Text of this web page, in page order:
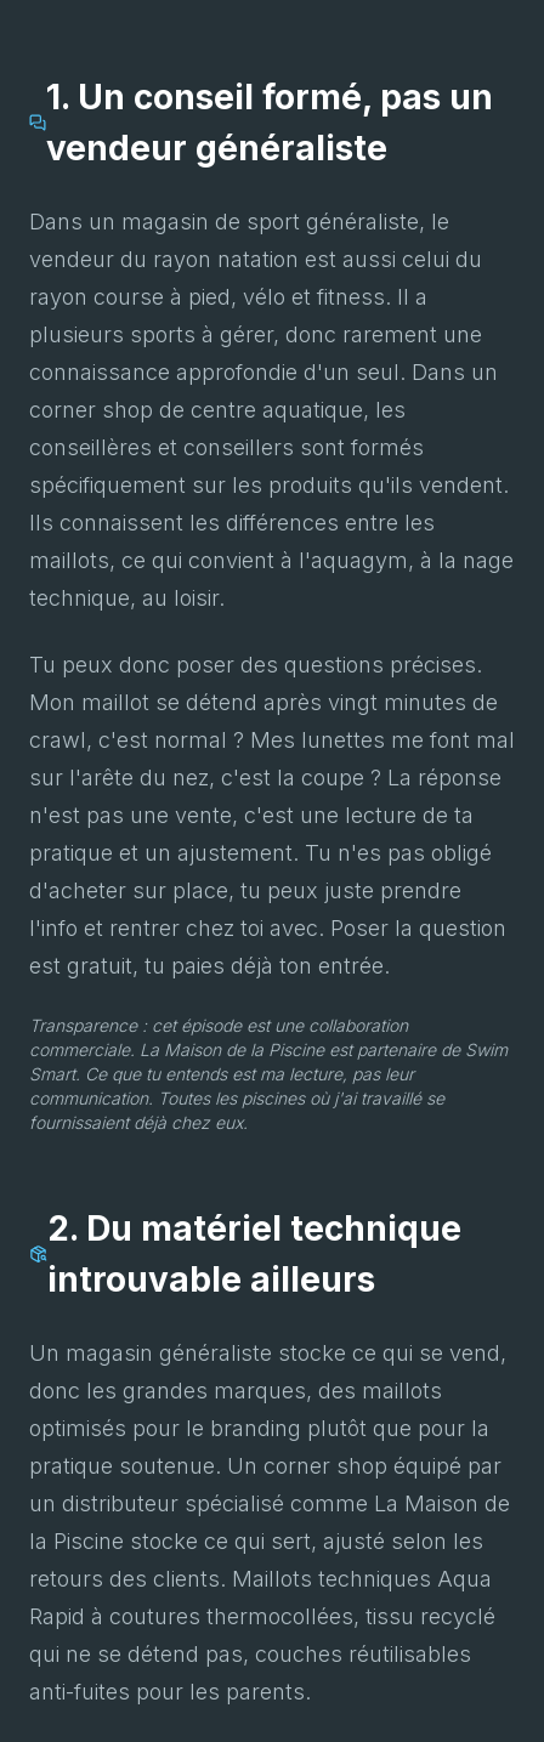
1. Un conseil formé, pas un
vendeur généraliste
Dans un magasin de sport généraliste, le
vendeur du rayon natation est aussi celui du
rayon course à pied, vélo et fitness. Il a
plusieurs sports à gérer, donc rarement une
connaissance approfondie d'un seul. Dans un
corner shop de centre aquatique, les
conseillères et conseillers sont formés
spécifiquement sur les produits qu'ils vendent.
Ils connaissent les différences entre les
maillots, ce qui convient à l'aquagym, à la nage
technique, au loisir.
Tu peux donc poser des questions précises.
Mon maillot se détend après vingt minutes de
crawl, c'est normal ? Mes lunettes me font mal
sur l'arête du nez, c'est la coupe ? La réponse
n'est pas une vente, c'est une lecture de ta
pratique et un ajustement. Tu n'es pas obligé
d'acheter sur place, tu peux juste prendre
l'info et rentrer chez toi avec. Poser la question
est gratuit, tu paies déjà ton entrée.
Transparence : cet épisode est une collaboration
commerciale. La Maison de la Piscine est partenaire de Swim
Smart. Ce que tu entends est ma lecture, pas leur
communication. Toutes les piscines où j'ai travaillé se
fournissaient déjà chez eux.
2. Du matériel technique
introuvable ailleurs
Un magasin généraliste stocke ce qui se vend,
donc les grandes marques, des maillots
optimisés pour le branding plutôt que pour la
pratique soutenue. Un corner shop équipé par
un distributeur spécialisé comme La Maison de
la Piscine stocke ce qui sert, ajusté selon les
retours des clients. Maillots techniques Aqua
Rapid à coutures thermocollées, tissu recyclé
qui ne se détend pas, couches réutilisables
anti-fuites pour les parents.